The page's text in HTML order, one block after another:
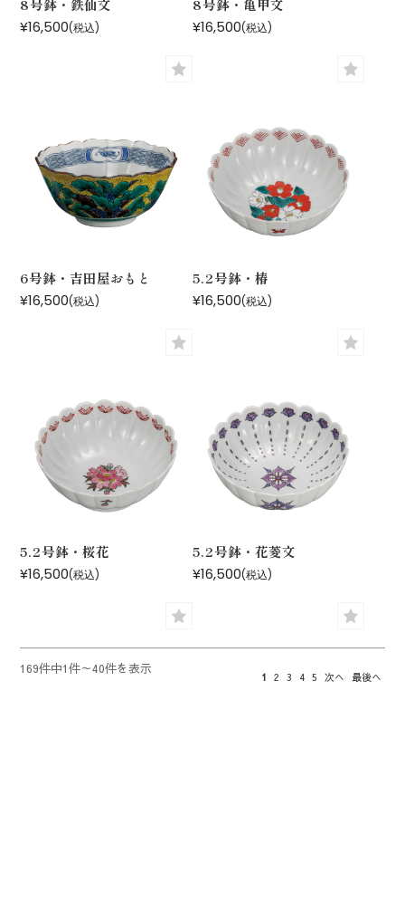
8号鉢・鉄仙文
¥16,500(税込)
8号鉢・亀甲文
¥16,500(税込)
6号鉢・吉田屋おもと
¥16,500(税込)
5.2号鉢・椿
¥16,500(税込)
5.2号鉢・桜花
¥16,500(税込)
5.2号鉢・花菱文
¥16,500(税込)
169件中1件～40件を表示
1 2 3 4 5 次へ 最後へ